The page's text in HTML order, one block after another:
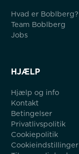
Hvad er Boblberg?
Team Boblberg
Jobs
HJÆLP
Hjælp og info
Kontakt
Betingelser
Privatlivspolitik
Cookiepolitik
Cookieindstillinger